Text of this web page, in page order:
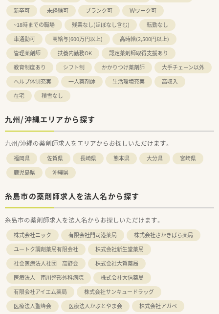
新卒可
未経験可 ブランク可
Ｗワーク可
~18時までの職場
残業なし(ほぼなし含む)
転勤なし
車通勤可
高給与(600万円以上)
高時給(2,500円以上)
管理薬剤師
扶養内勤務OK
認定薬剤師取得支援あり
教育制度あり
シフト制 かかりつけ薬剤師
大手チェーン以外
ヘルプ体制充実
一人薬剤師 生活環境充実
高収入
在宅
積雪なし
九州/沖縄エリアから探す
九州/沖縄の薬剤師求人をエリアからお探しいただけます。
福岡県 佐賀県 長崎県 熊本県 大分県
宮崎県
鹿児島県
沖縄県
糸島市の薬剤師求人を法人名から探す
糸島市の薬剤師求人を法人名からお探しいただけます。
株式会社ニック 有限会社門司港薬局
株式会社さかきばら薬局
ユートク調剤薬局有限会社
株式会社新生堂薬局
社会医療法人社団 高野会
株式会社大賀薬局
医療法人 南川整形外科病院
株式会社大信薬局
有限会社アイエム薬局
株式会社サンキュードラッグ
医療法人聖峰会
医療法人かぶとやま会
株式会社アガペ